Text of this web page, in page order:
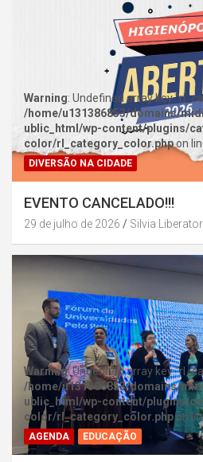
Warning: Undefined array key
/home/u131386853/domains/
ublic_html/wp-content/plugins/
color/rl_category_color.phpon
DIVERSÃO NA CIDADE
EVENTO CANCELADO!!!
29 de julho de 2026 Silvia
Warning: Undefined array key
/home/u131386853/domains/
ublic_html/wp-content/plugins/
color/rl_category_color.phpon
AGENDA EDUCAÇÃO